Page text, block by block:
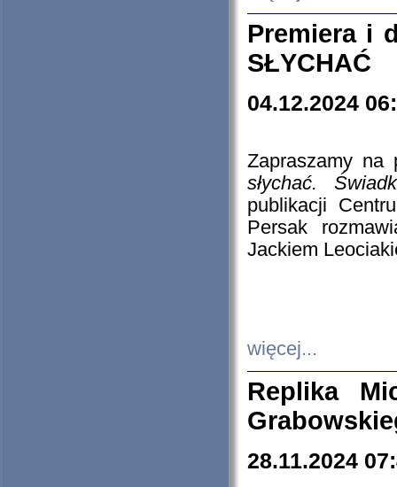
Premiera i
SŁYCHAĆ
04.12.2024
Zapraszamy
słychać.
publikacji
Persak
Jackiem
więcej...
Replika
28.11.2024